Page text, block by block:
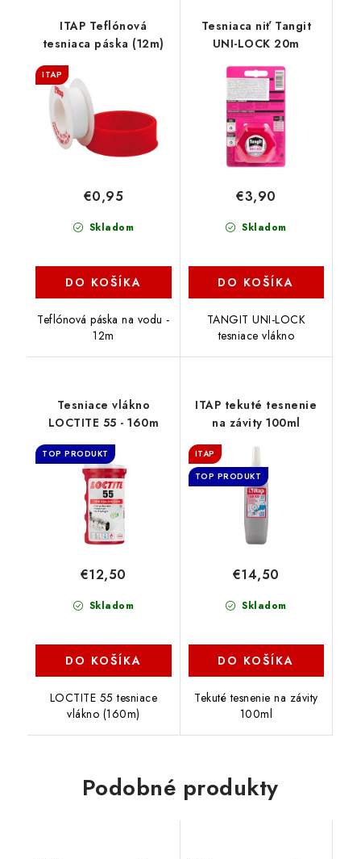
ITAP Teflónová
tesniaca páska (12m)
ITAP
Skladom
€0,95
DO KOŠÍKA
Teflónová páska na vodu -
12m
Tesniaca niť Tangit
UNI-LOCK 20m
Skladom
€3,90
DO KOŠÍKA
TANGIT UNI-LOCK
tesniace vlákno
Tesniace vlákno
LOCTITE 55 - 160m
TOP PRODUKT
Skladom
€12,50
DO KOŠÍKA
LOCTITE 55 tesniace
vlákno (160m)
ITAP tekuté tesnenie
na závity 100ml
ITAP
TOP PRODUKT
Skladom
€14,50
DO KOŠÍKA
Tekuté tesnenie na závity
100ml
Podobné produkty